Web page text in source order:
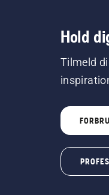
Hold
Tilmeld